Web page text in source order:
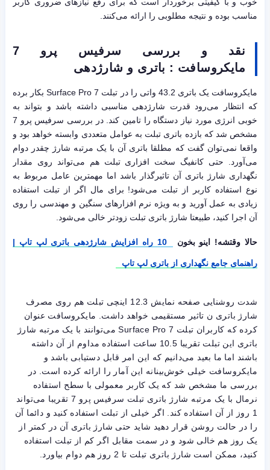
خوب و با کیفیتی برخوردار است که برای رفع نیازهای ضروری کاربر
مناسب بوده و نتیجه مطلوبی را ارائه می‌کنند.
نقد و بررسی سرفیس پرو 7
مایکروسافت : باتری و شارژدهی
مایکروسافت یک باتری 43.2 واتی را در تبلت Surface Pro 7 بکار برده
که انتظار می‌رود قدرت شارژدهی مناسبی داشته باشد و بتواند به
خوبی انرژی مورد نیاز دستگاه را تامین کند. در بررسی سرفیس پرو 7
مشخص شد که بازده باتری تبلت به عوامل متعددی وابسته خواهد بود و
واقعا نمی‌توان گفت که مطلقا باتری آن با یک مرتبه شارژ چقدر دوام
می‌آورد. حتی کانفیگ سخت افزاری تبلت هم می‌تواند روی مقدار
نگهداری شارژ باتری آن تاثیرگذار باشد اما مهمترین عامل مربوط به
نوع استفاده کاربر از تبلت می‌شود! برای مال اگر از تبلت استفاده
زیادی به عمل آورید و به ویژه نرم افزارهای سنگین و مهندسی را روی
آن اجرا کنید، طبیعتا شارژ باتری تبلت زودتر خالی می‌شود.
حالا وقتشه! اینو بخون 10 راه افزایش شارژدهی باتری لپ تاپ |
راهنمای جامع نگهداری از باتری لپ تاپ
شدت روشنایی صفحه نمایش 12.3 اینچی تبلت هم روی مصرف
شارژ باتری ن تاثیر مستقیمی خواهد داشت. مایکروسافت عنوان
کرده که کاربران تبلت Surface Pro 7 می‌توانند با یک مرتبه شارژ
باتری این تبلت تقریبا 10.5 ساعت استفاده مداوم از آن داشته
باشند اما ما بعید می‌دانیم که این امر قابل دستیابی باشد و
مایکروسافت خیلی خوش‌بینانه این آمار را ارائه کرده است. در
بررسی ما مشخص شد که یک کاربر معمولی با سطح استفاده
نرمال با یک مرتبه شارژ باتری تبلت سرفیس پرو 7 تقریبا می‌تواند
1 روز از آن استفاده کند. اگر خیلی از تبلت استفاده کنید و دائما آن
را در حالت روشن قرار دهید شاید حتی شارژ باتری آن در کمتر از
یک روز هم خالی شود و در سمت مقابل اگر کم از تبلت استفاده
کنید، ممکن است شارژ باتری تبلت تا 2 روز هم دوام بیاورد.